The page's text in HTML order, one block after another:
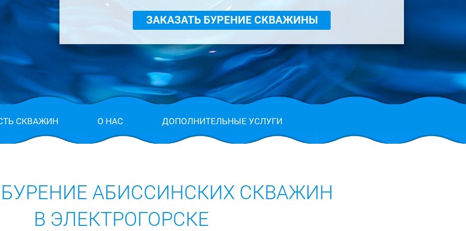
ЗАКАЗАТЬ БУРЕНИЕ СКВАЖИНЫ
СКВАЖИН О НАС ДОПОЛНИТЕЛЬНЫЕ УСЛУГИ
АБИССИНСКИХ СКВАЖИН
В ЭЛЕКТРОГОРСКЕ